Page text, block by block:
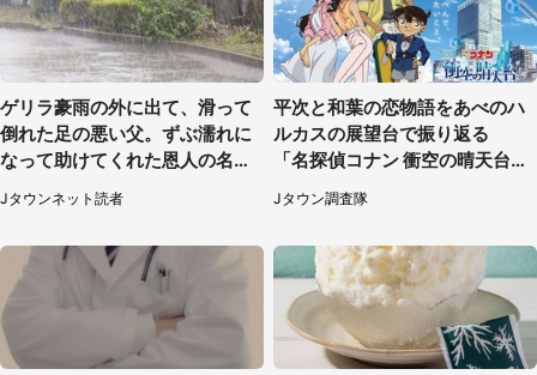
ゲリラ豪雨の外に出て、滑って
倒れた足の悪い父。ずぶ濡れに
なって助けてくれた恩人の名前
Jタウンネット読者
平次と和葉の恋物語をあべのハ
ルカスの展望台で振り返る
「名探偵コナン 衝空の晴天台
（ハルカス）」コラボメニュー
も恋の味【7／24～11／29】
Jタウン調査隊